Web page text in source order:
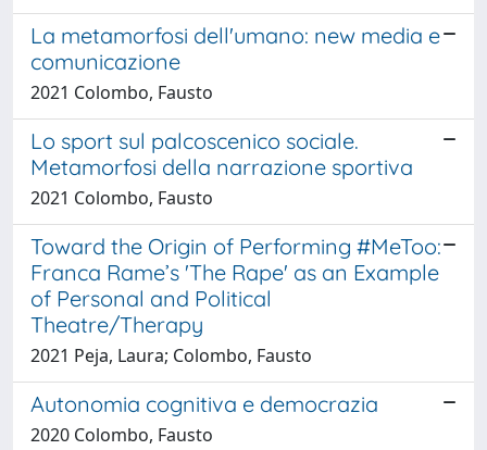
La metamorfosi dell'umano: new media e
comunicazione
2021 Colombo, Fausto
Lo sport sul palcoscenico sociale.
Metamorfosi della narrazione sportiva
2021 Colombo, Fausto
Toward the Origin of Performing #MeToo:
Franca Rame’s 'The Rape' as an Example
of Personal and Political
Theatre/Therapy
2021 Peja, Laura; Colombo, Fausto
Autonomia cognitiva e democrazia
2020 Colombo, Fausto